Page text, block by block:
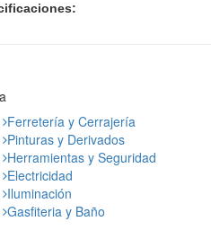
Ferretería y Cerrajería
Pinturas y Derivados
Herramientas y Seguridad
Electricidad
Iluminación
Gasfiteria y Baño